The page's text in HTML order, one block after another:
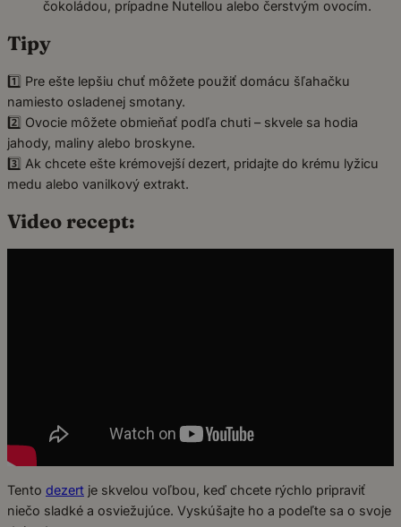
čokoládou, prípadne Nutellou alebo čerstvým ovocím.
Tipy
1️⃣ Pre ešte lepšiu chuť môžete použiť domácu šľahačku
namiesto osladenej smotany.
2️⃣ Ovocie môžete obmieňať podľa chuti – skvele sa hodia
jahody, maliny alebo broskyne.
3️⃣ Ak chcete ešte krémovejší dezert, pridajte do krému lyžicu
medu alebo vanilkový extrakt.
Video recept:
Tento dezert je skvelou voľbou, keď chcete rýchlo pripraviť
niečo sladké a osviežujúce. Vyskúšajte ho a podeľte sa o svoje